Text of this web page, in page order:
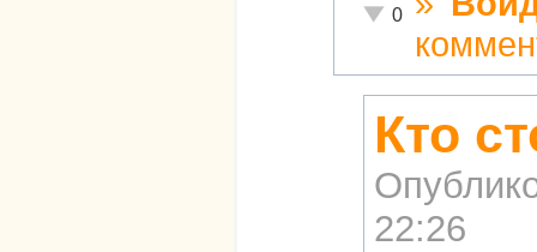
Неадекватно!
0
Кто
22:26